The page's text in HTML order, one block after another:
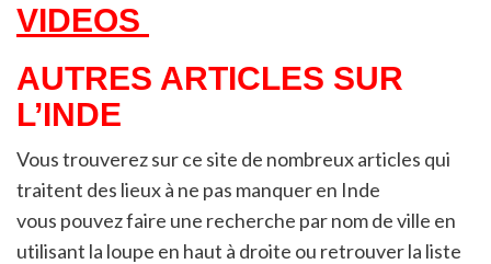
VIDEOS
AUTRES ARTICLES SUR
L’INDE
Vous trouverez sur ce site de nombreux articles qui
traitent des lieux à ne pas manquer en Inde
vous pouvez faire une recherche par nom de ville en
utilisant la loupe en haut à droite ou retrouver la liste